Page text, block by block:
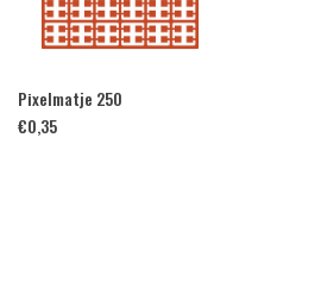
Pixelmatje 250
€0,35